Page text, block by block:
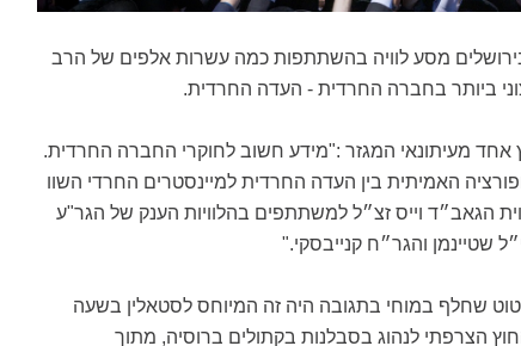
מסע לוויה בהשתתפות כמה עשרות אלפים של הרב
ביותר בחברה החרדית - העדה החרדית.
אחד מעיתונאי המגזר :"מידע חשוב לחוקרי החברה החרדית.
האמיתית בין העדה החרדית למיינסטרים החרדי השוו
הגאב״ד וייס זצ״ל למשתתפים בהלוויות הענק של הגר"ע
שטיינמן והגר״ח קנייבסקי."
שחלף במוחי בתגובה היה זה המיוחס לסטאלין בשעה
הצרפתי לנהוג בסבלנות בקתולים ברוסיה, מתוך